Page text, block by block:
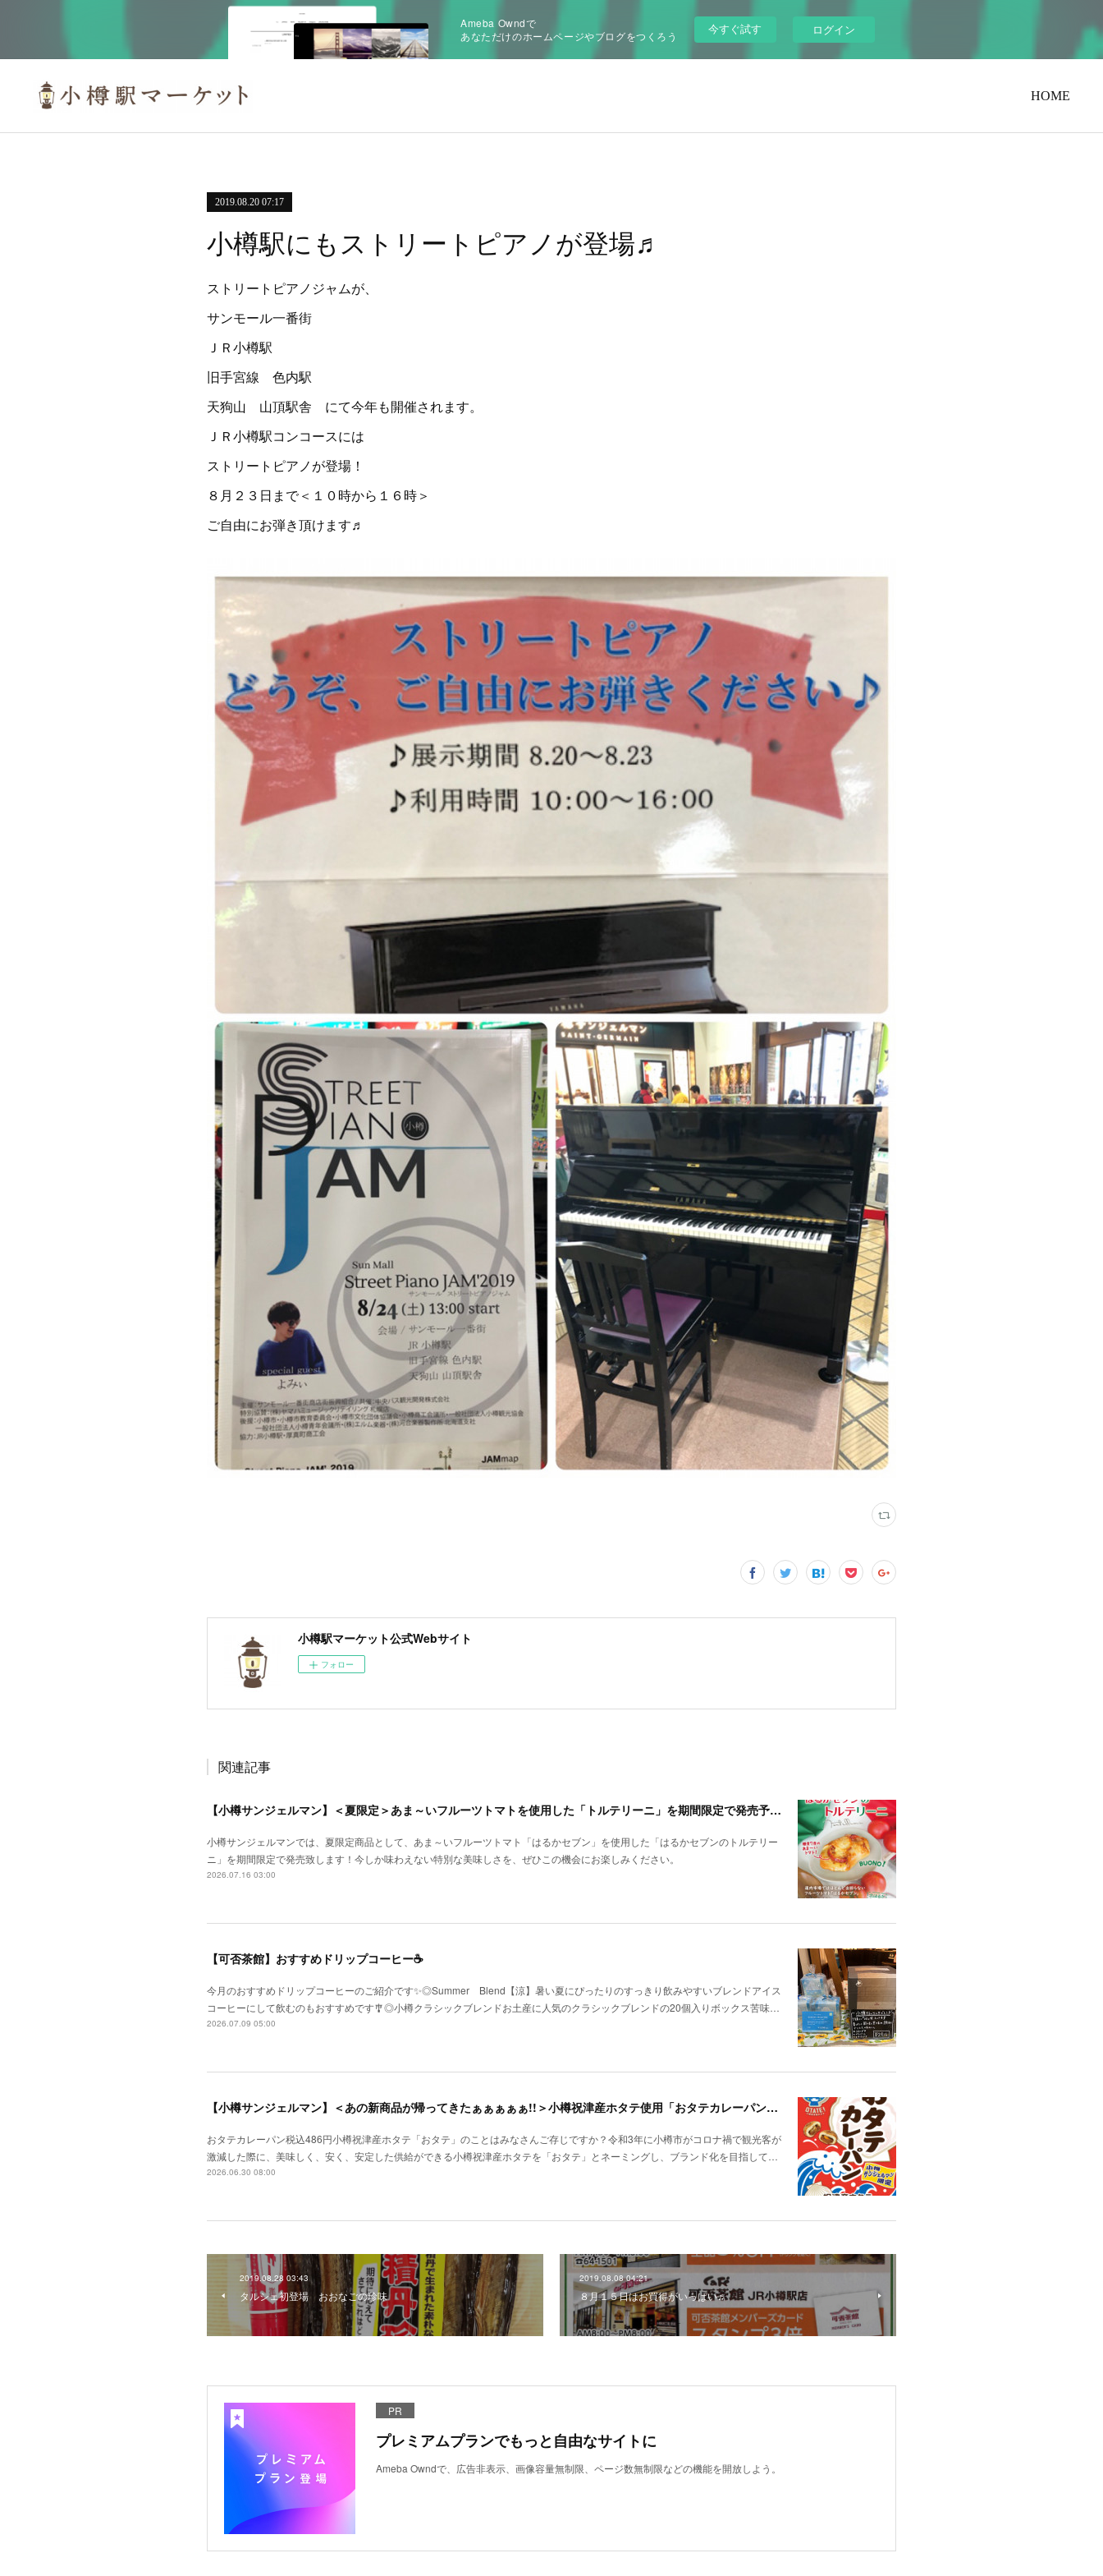
Ameba Owndで
あなただけのホームページやブログをつくろう
今すぐ試す ログイン
HOME
2019.08.20 07:17
小樽駅にもストリートピアノが登場♬
ストリートピアノジャムが、
サンモール一番街
ＪＲ小樽駅
旧手宮線 色内駅
天狗山 山頂駅舎 にて今年も開催されます。
ＪＲ小樽駅コンコースには
ストリートピアノが登場！
８月２３日まで＜１０時から１６時＞
ご自由にお弾き頂けます♬
小樽駅マーケット公式Webサイト
フォロー
関連記事
【小樽サンジェルマン】＜夏限定＞あま～いフルーツトマトを使用した「トルテリーニ」を期間限定で発売予定！
小樽サンジェルマンでは、夏限定商品として、あま～いフルーツトマト「はるかセブン」を使用した「はるかセブンのトルテリー
ニ」を期間限定で発売致します！今しか味わえない特別な美味しさを、ぜひこの機会にお楽しみください。
2026.07.16 03:00
【可否茶館】おすすめドリップコーヒー☕
今月のおすすめドリップコーヒーのご紹介です✨◎Summer Blend【涼】暑い夏にぴったりのすっきり飲みやすいブレンドアイス
コーヒーにして飲むのもおすすめです🎐◎小樽クラシックブレンドお土産に人気のクラシックブレンドの20個入りボックス苦味…
2026.07.09 05:00
【小樽サンジェルマン】＜あの新商品が帰ってきたぁぁぁぁぁ!!＞小樽祝津産ホタテ使用「おタテカレーパン」、2026年7月1日新発売！
おタテカレーパン税込486円小樽祝津産ホタテ「おタテ」のことはみなさんご存じですか？令和3年に小樽市がコロナ禍で観光客が
激減した際に、美味しく、安く、安定した供給ができる小樽祝津産ホタテを「おタテ」とネーミングし、ブランド化を目指して…
2026.06.30 08:00
2019.08.28 03:43
タルシェ初登場 おおなごの珍味
2019.08.08 04:21
８月１５日はお買得がいっぱい♬
PR
プレミアムプランでもっと自由なサイトに
Ameba Owndで、広告非表示、画像容量無制限、ページ数無制限などの機能を開放しよう。